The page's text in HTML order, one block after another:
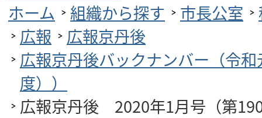
ホーム
組織から探す 市長公室
広報
広報京丹後
広報京丹後バックナンバー（令
度））
広報京丹後 2020年1月号（第